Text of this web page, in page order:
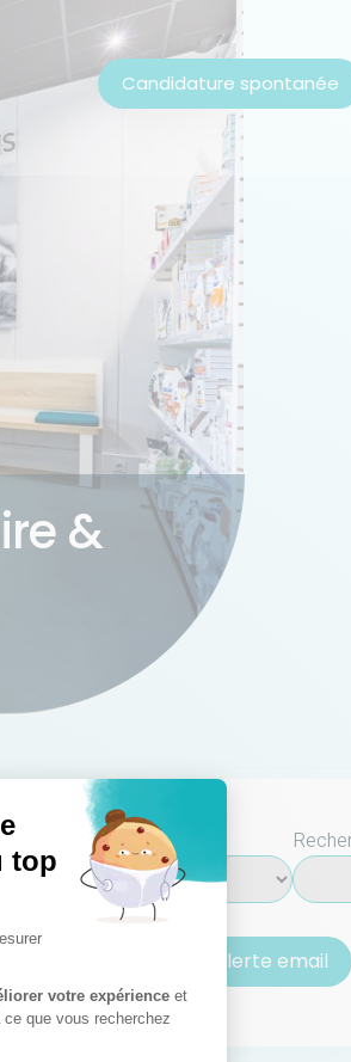
Candidature spontanée
&
dans un rayon de
S'inscrire à l'alerte email
recherche :